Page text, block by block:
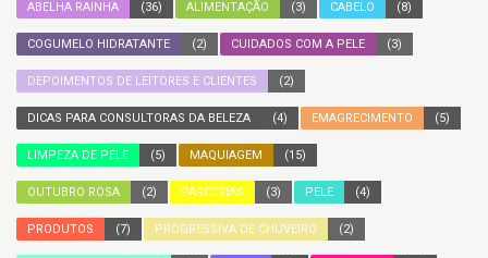
ABELHA RAINHA (36) ALIMENTAÇÃO (3) CABELO (8)
COGUMELO HIDRATANTE (2) CUIDADOS COM A PELE (3)
DEPOIMENTOS DE LEITORES E CLIENTES (2)
DICAS PARA CONSULTORAS DA BELEZA (4) EMAGRECIMENTO (5)
LIMPEZA DE PELE (5) MAQUIAGEM (15)
OUTUBRO ROSA (2) PARCERIAS (3) PELE (4)
PRODUTOS (7) PROGRESSIVA DE CHUVEIRO (2)